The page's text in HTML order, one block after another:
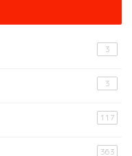
3
3
117
363
ニュース